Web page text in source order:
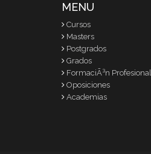
MENU
Cursos
Masters
Postgrados
Grados
FormaciÃ³n Profesional
Oposiciones
Academias